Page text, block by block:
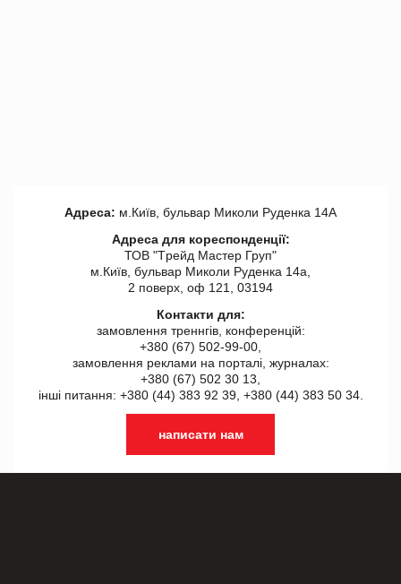
Адреса: м.Київ, бульвар Миколи Руденка 14А
Адреса для кореспонденції:
ТОВ "Tрейд Мастер Груп"
м.Київ, бульвар Миколи Руденка 14а,
2 поверх, оф 121, 03194
Контакти для:
замовлення треннгів, конференцій:
+380 (67) 502-99-00,
замовлення реклами на порталі, журналах:
+380 (67) 502 30 13,
інші питання: +380 (44) 383 92 39, +380 (44) 383 50 34.
написати нам